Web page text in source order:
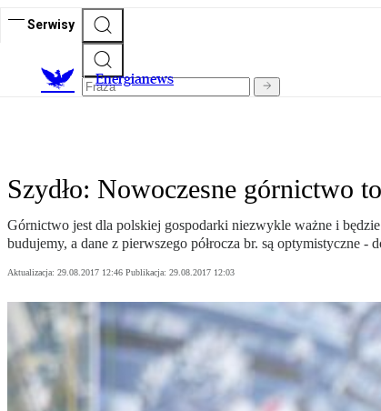
Serwisy
Energianews
Szydło: Nowoczesne górnictwo
Górnictwo jest dla polskiej gospodarki niezwykle ważne i
budujemy, a dane z pierwszego półrocza br. są optymistyczne -
Aktualizacja: 29.08.2017 12:46 Publikacja: 29.08.2017 12:03